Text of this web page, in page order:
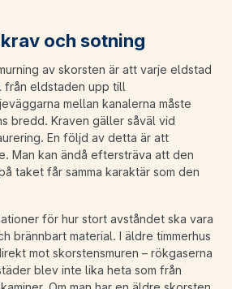
och sotning
av skorsten är att varje eldstad
från eldstaden upp till
mellan kanalerna måste
bredd. Kraven gäller såväl vid
En följd av detta är att
Man kan ändå eftersträva att den
taket får samma karaktär som den
för hur stort avståndet ska vara
brännbart material. I äldre timmerhus
mot skorstensmuren – rökgaserna
blev inte lika heta som från